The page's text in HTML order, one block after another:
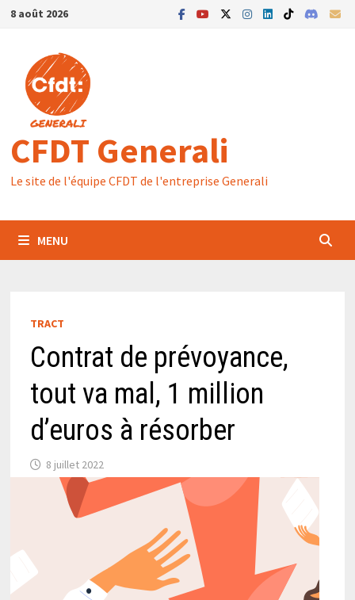
Passer
contenu
8 août 2026
CFDT Generali
Le site de l'équipe CFDT de l'entreprise Generali
MENU
TRACT
Contrat de prévoyance,
tout va mal, 1 million
d’euros à résorber
8 juillet 2022